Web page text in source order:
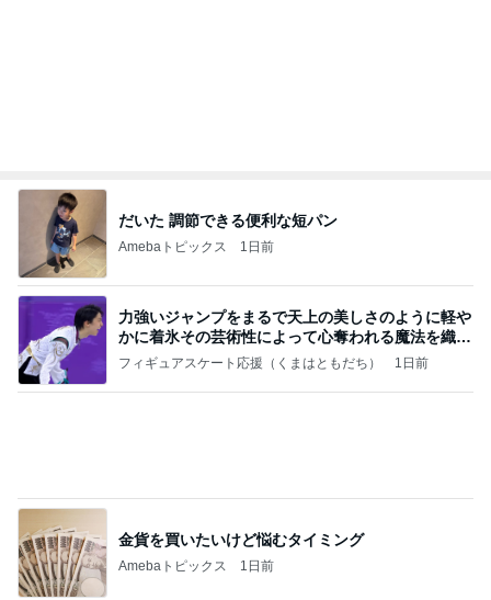
だいた 調節できる便利な短パン
Amebaトピックス 1日前
力強いジャンプをまるで天上の美しさのように軽や
かに着氷その芸術性によって心奪われる魔法を織り
なす
フィギュアスケート応援（くまはともだち） 1日前
金貨を買いたいけど悩むタイミング
Amebaトピックス 1日前